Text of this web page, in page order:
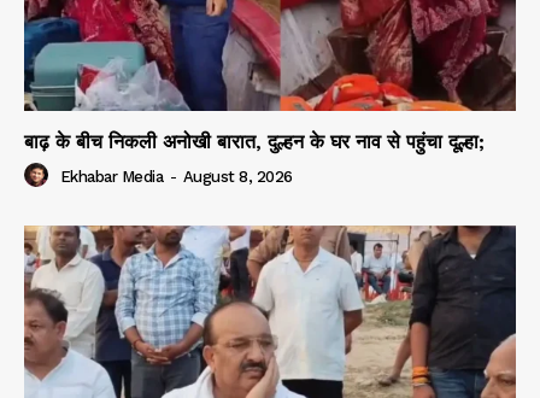
बाढ़ के बीच निकली अनोखी बारात, दुल्हन के घर नाव से पहुंचा दूल्हा;
Ekhabar Media - August 8, 2026